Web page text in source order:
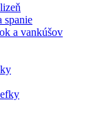
spanie
a vankúšov